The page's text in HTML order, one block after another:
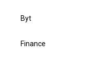
Byt
Finance